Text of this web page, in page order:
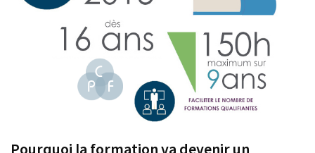
Pourquoi la formation va devenir un